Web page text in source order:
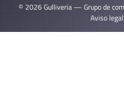
© 2026 Gulliveria — Grupo de
Aviso legal